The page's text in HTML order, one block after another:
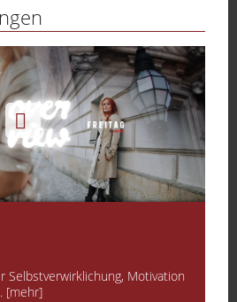
Selbstverwirklichung, Motivation
[mehr]